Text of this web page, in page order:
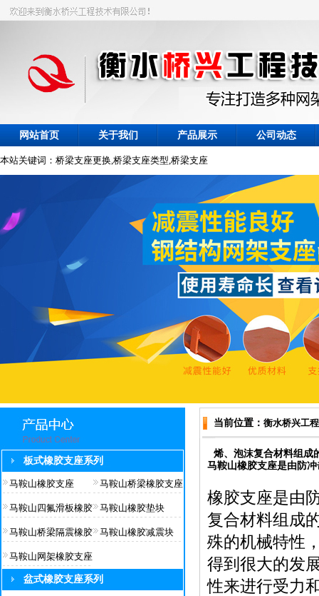
网站首页 关于我们 产品展示 公司动态
本站关键词：桥梁支座更换,桥梁支座类型,桥梁支座
板式橡胶支座系列
马鞍山橡胶支座 马鞍山桥梁橡胶支座
马鞍山四氟滑板橡胶 马鞍山橡胶垫块
马鞍山桥梁隔震橡胶 马鞍山橡胶减震块
马鞍山网架橡胶支座
盆式橡胶支座系列
当前位置： 衡水桥兴工
烯、泡沫复合材料组成
马鞍山橡胶支座是由防
橡胶支座是由
复合材料组成
殊的机械特性
得到很大的发
性来进行受力